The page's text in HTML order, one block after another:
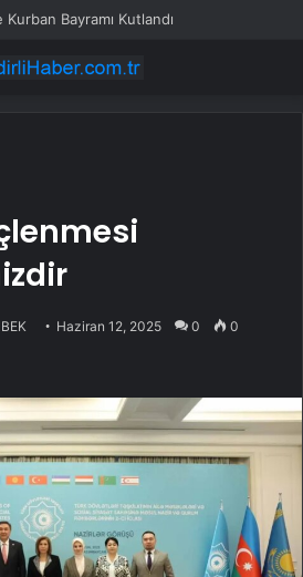
Kurban Bayramı Kutlandı
Haziran 12, 2025 0 0